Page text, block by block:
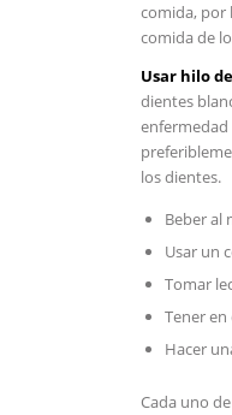
comida, por
comida de
Usar ⁣hilo
dientes
enfermedad
los dientes.
Beber al
Usar un‌
Tomar
Tener
Hacer
Cada uno